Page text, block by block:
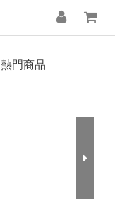
熱門商品